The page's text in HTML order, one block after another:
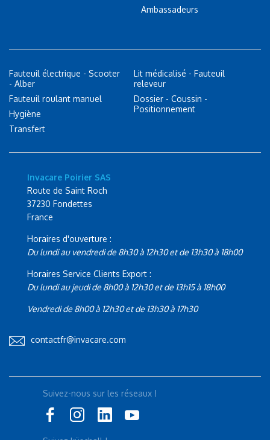
Ambassadeurs
Fauteuil électrique - Scooter
- Alber
Fauteuil roulant manuel
Hygiène
Transfert
Lit médicalisé - Fauteuil
releveur
Dossier - Coussin -
Positionnement
Invacare Poirier SAS
Route de Saint Roch
37230 Fondettes
France
Horaires d'ouverture :
Du lundi au vendredi de 8h30 à 12h30 et de 13h30 à 18h00
Horaires Service Clients Export :
Du lundi au jeudi de 8h00 à 12h30 et de 13h15 à 18h00
Vendredi de 8h00 à 12h30 et de 13h30 à 17h30
contactfr@invacare.com
Suivez-nous sur les réseaux !